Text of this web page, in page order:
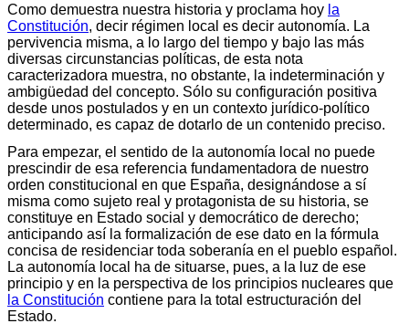
Como demuestra nuestra historia y proclama hoy la
Constitución, decir régimen local es decir autonomía. La
pervivencia misma, a lo largo del tiempo y bajo las más
diversas circunstancias políticas, de esta nota
caracterizadora muestra, no obstante, la indeterminación y
ambigüedad del concepto. Sólo su configuración positiva
desde unos postulados y en un contexto jurídico-político
determinado, es capaz de dotarlo de un contenido preciso.
Para empezar, el sentido de la autonomía local no puede
prescindir de esa referencia fundamentadora de nuestro
orden constitucional en que España, designándose a sí
misma como sujeto real y protagonista de su historia, se
constituye en Estado social y democrático de derecho;
anticipando así la formalización de ese dato en la fórmula
concisa de residenciar toda soberanía en el pueblo español.
La autonomía local ha de situarse, pues, a la luz de ese
principio y en la perspectiva de los principios nucleares que
la Constitución contiene para la total estructuración del
Estado.